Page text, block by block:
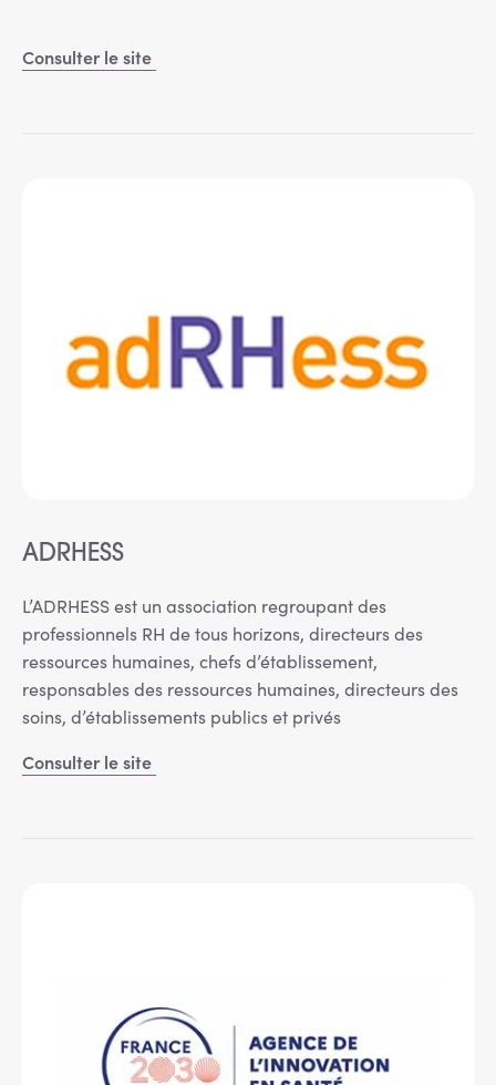
Consulter le site
ADRHESS
L’ADRHESS est un association regroupant des
professionnels RH de tous horizons, directeurs des
ressources humaines, chefs d’établissement,
responsables des ressources humaines, directeurs des
soins, d’établissements publics et privés
Consulter le site